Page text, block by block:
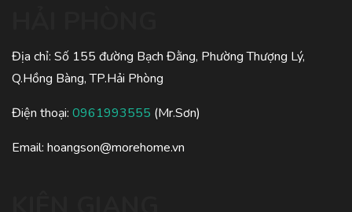
Địa chỉ: Số 155 đường Bạch Đằng, Phường Thượng Lý,
Q.Hồng Bàng, TP.Hải Phòng
Điện thoại: 0961993555 (Mr.Sơn)
Email: hoangson@morehome.vn